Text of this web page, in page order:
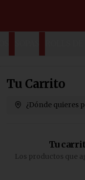
Tu Carrito
¿Dónde quieres
Tu
Los productos que